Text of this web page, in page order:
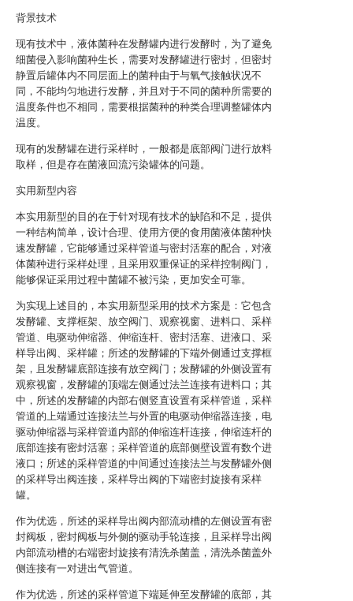
背景技术
现有技术中，液体菌种在发酵罐内进行发酵时，为了避免
细菌侵入影响菌种生长，需要对发酵罐进行密封，但密封
静置后罐体内不同层面上的菌种由于与氧气接触状况不
同，不能均匀地进行发酵，并且对于不同的菌种所需要的
温度条件也不相同，需要根据菌种的种类合理调整罐体内
温度。
现有的发酵罐在进行采样时，一般都是底部阀门进行放料
取样，但是存在菌液回流污染罐体的问题。
实用新型内容
本实用新型的目的在于针对现有技术的缺陷和不足，提供
一种结构简单，设计合理、使用方便的食用菌液体菌种快
速发酵罐，它能够通过采样管道与密封活塞的配合，对液
体菌种进行采样处理，且采用双重保证的采样控制阀门，
能够保证采用过程中菌罐不被污染，更加安全可靠。
为实现上述目的，本实用新型采用的技术方案是：它包含
发酵罐、支撑框架、放空阀门、观察视窗、进料口、采样
管道、电驱动伸缩器、伸缩连杆、密封活塞、进液口、采
样导出阀、采样罐；所述的发酵罐的下端外侧通过支撑框
架，且发酵罐底部连接有放空阀门；发酵罐的外侧设置有
观察视窗，发酵罐的顶端左侧通过法兰连接有进料口；其
中，所述的发酵罐的内部右侧竖直设置有采样管道，采样
管道的上端通过连接法兰与外置的电驱动伸缩器连接，电
驱动伸缩器与采样管道内部的伸缩连杆连接，伸缩连杆的
底部连接有密封活塞；采样管道的底部侧壁设置有数个进
液口；所述的采样管道的中间通过连接法兰与发酵罐外侧
的采样导出阀连接，采样导出阀的下端密封旋接有采样
罐。
作为优选，所述的采样导出阀内部流动槽的左侧设置有密
封阀板，密封阀板与外侧的驱动手轮连接，且采样导出阀
内部流动槽的右端密封旋接有清洗杀菌盖，清洗杀菌盖外
侧连接有一对进出气管道。
作为优选，所述的采样管道下端延伸至发酵罐的底部，其